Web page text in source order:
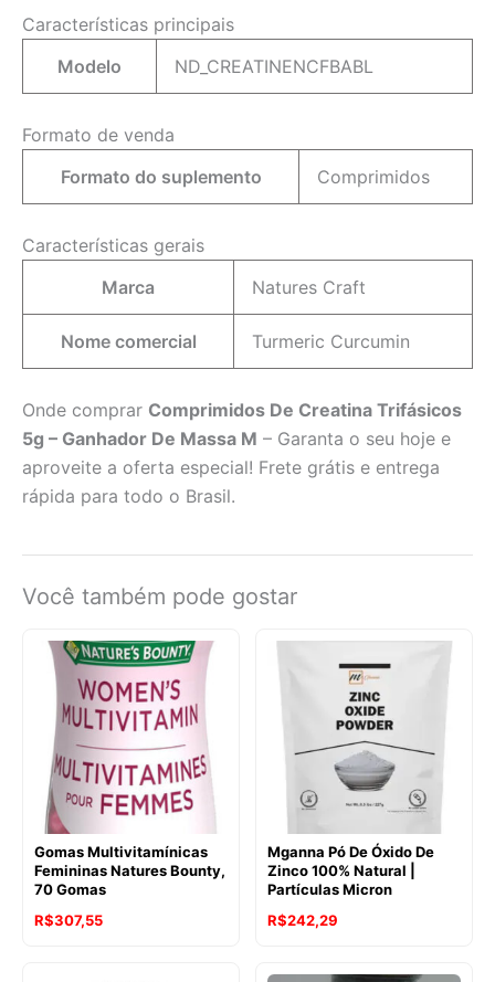
Características principais
Modelo
ND_CREATINENCFBABL
Formato de venda
Formato do suplemento
Comprimidos
Características gerais
Marca
Natures Craft
Nome comercial Turmeric Curcumin
Onde comprar Comprimidos De Creatina Trifásicos
5g – Ganhador De Massa M – Garanta o seu hoje e
aproveite a oferta especial! Frete grátis e entrega
rápida para todo o Brasil.
Você também pode gostar
Gomas Multivitamínicas
Femininas Natures Bounty,
70 Gomas
R$307,55
Mganna Pó De Óxido De
Zinco 100% Natural |
Partículas Micron
R$242,29